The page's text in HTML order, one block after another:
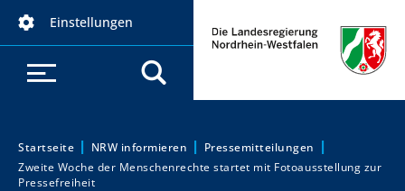
Einstellungen
Sie sind hier:
Startseite NRW informieren
Pressemitteilungen
Zweite Woche der Menschenrechte startet mit Fotoausstellung zur
Pressefreiheit